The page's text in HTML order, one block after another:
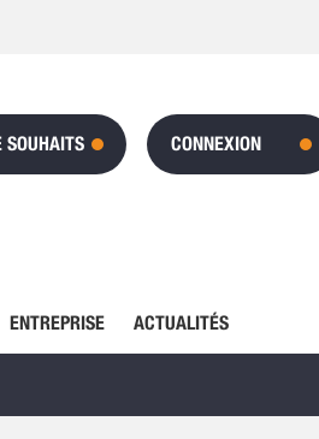
CONNEXION
ENTREPRISE ACTUALITÉS